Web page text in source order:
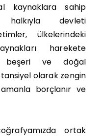
kaynaklara sahip
halkıyla devleti
ülkelerindeki
harekete
beşeri ve doğal
olarak zengin
borçlanır ve
ortak